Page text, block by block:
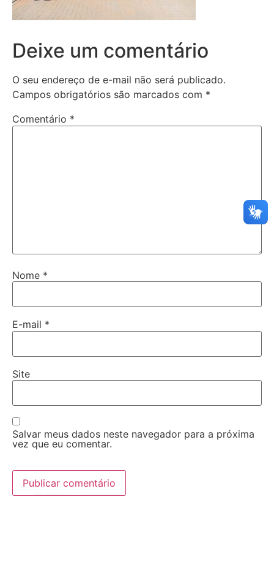
Deixe um comentário
O seu endereço de e-mail não será publicado.
Campos obrigatórios são marcados com *
Comentário *
Nome *
E-mail *
Site
Salvar meus dados neste navegador para a próxima
vez que eu comentar.